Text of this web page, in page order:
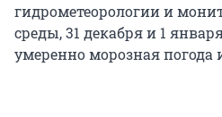
гидрометеорологии и
среды, 31 декабря и 1
умеренно морозная погода